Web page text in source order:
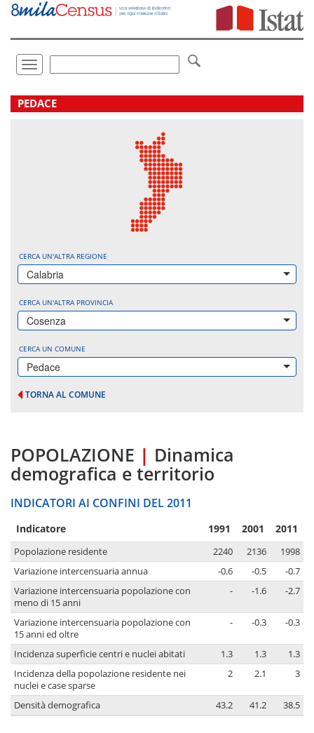
Vai
direttamente
Toggle
navigation
.
PEDACE
CERCA UN'ALTRA REGIONE
Calabria
CERCA UN'ALTRA PROVINCIA
Cosenza
CERCA UN COMUNE
Pedace
TORNA AL COMUNE
POPOLAZIONE | Dinamica
demografica e territorio
INDICATORI AI CONFINI DEL 2011
Indicatore 1991 2001 2011
Popolazione residente 2240 2136
1998
Variazione intercensuaria annua
-0.6 -0.5
-0.7
Variazione intercensuaria popolazione con
meno di 15 anni
- -1.6 -2.7
Variazione intercensuaria popolazione con
15 anni ed oltre
- -0.3 -0.3
Incidenza superficie centri e nuclei abitati 1.3 1.3
1.3
Incidenza della popolazione residente nei
nuclei e case sparse
2 2.1 3
Densità demografica 43.2 41.2 38.5